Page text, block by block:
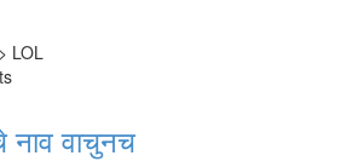
LOL
वाचुनच